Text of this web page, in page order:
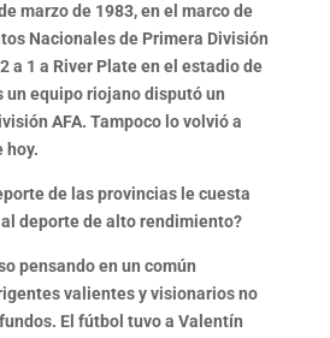
marzo de 1983, en el marco de
Nacionales de Primera División
a 1 a River Plate en el estadio de
un equipo riojano disputó un
AFA. Tampoco lo volvió a
hoy.
de las provincias le cuesta
deporte de alto rendimiento?
pensando en un común
valientes y visionarios no
. El fútbol tuvo a Valentín